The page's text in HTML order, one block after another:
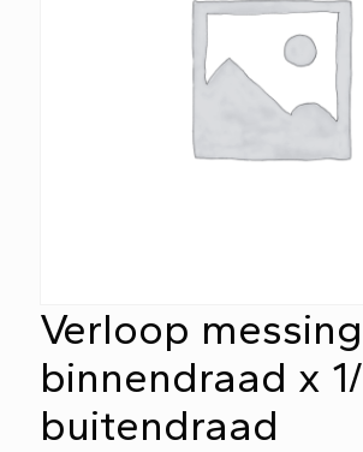
Verloop
binnendraad x
buitendraad